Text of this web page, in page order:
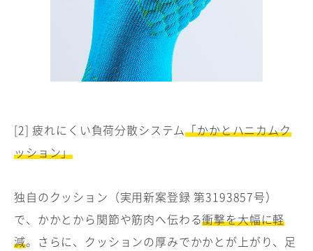
[2] 疲れにくい負荷分散システム「かかとハニカムク
ッション」
独自のクッション（実用新案登録 第3193857号）
で、かかとから関節や筋肉へ伝わる衝撃を大幅に軽
減。さらに、クッションの厚みでかかとが上がり、足